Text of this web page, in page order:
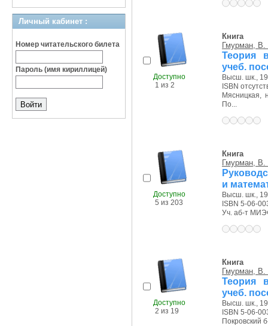
Личный кабинет :
Номер читательского билета
Пароль (имя кириллицей)
Доступно
1 из 2
Книга
Гмурман,
Теория
учеб.
Высш. шк.,
ISBN
Мясницкая,
По...
Доступно
5 из 203
Книга
Гмурман,
и
Высш. шк.,
ISBN 5-06-
Уч. аб-т
Доступно
2 из 19
Книга
Гмурман,
Теория
учеб.
Высш. шк.,
ISBN 5-06-
Покровский